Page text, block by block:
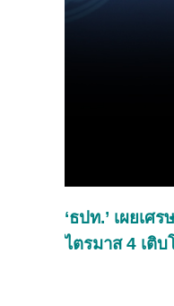
‘ธปท.’ เผยเ
ไตรมาส 4 เติ